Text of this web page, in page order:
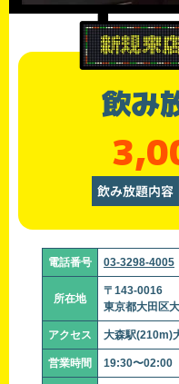
飲み
飲み放題内容
電話番号 03-3298-4005
所在地
〒143-0016
東京都大田区
アクセス 大森駅(210m)
営業時間 19:30〜02:00